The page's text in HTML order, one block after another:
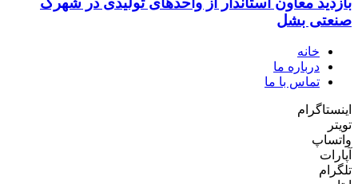
صنعتی بشل
خانه
درباره ما
تماس با ما
اینستاگرام
تویتر
واتساپ
آپارات
تلگرام